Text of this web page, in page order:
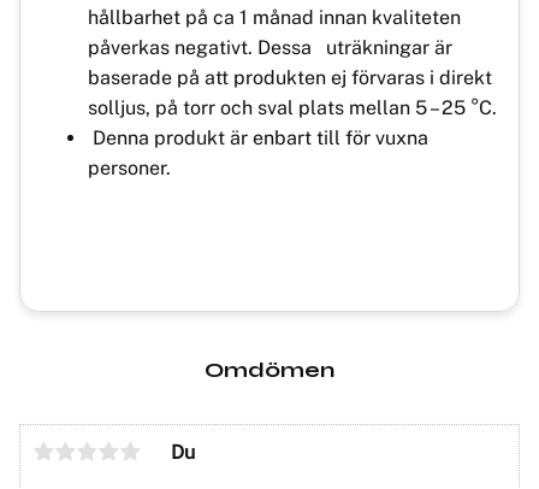
hållbarhet på ca 1 månad innan kvaliteten
påverkas negativt. Dessa uträkningar är
baserade på att produkten ej förvaras i direkt
solljus, på torr och sval plats mellan 5 – 25 °C.
Denna produkt är enbart till för vuxna
personer.
Omdömen
Du